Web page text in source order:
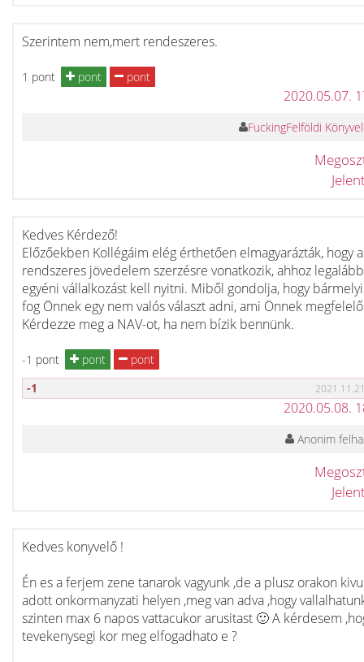
Szerintem nem,mert rendeszeres.
1 pont pont pont
2020.05.07.
FuckingFelföldi
Kedves Kérdező!
Előzőekben Kollégáim elég érthetően elmagyarázták, hogy
rendszeres jövedelem szerzésre vonatkozik, ahhoz legalább
egyéni vállalkozást kell nyitni. Miből gondolja, hogy
fog Önnek egy nem valós választ adni, ami Önnek
Kérdezze meg a NAV-ot, ha nem bízik bennünk.
-1 pont pont
pont
-1
2020.05.08.
Anonim
Kedves konyvelő !
Én es a ferjem zene tanarok vagyunk ,de a plusz orakon
adott onkormanyzati helyen ,meg van adva ,hogy
szinten max 6 napos vattacukor arusitast 🙂 A kérdesem
tevekenysegi kor meg elfogadhato e ?